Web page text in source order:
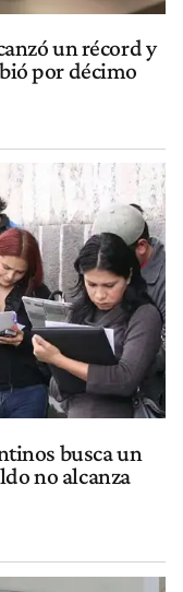
un récord y
por décimo
busca un
no alcanza